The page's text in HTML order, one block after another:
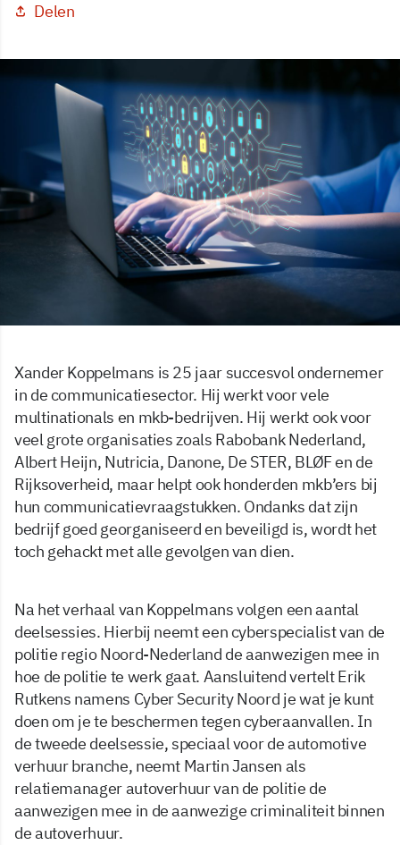
Delen
Xander Koppelmans is 25 jaar succesvol ondernemer
in de communicatiesector. Hij werkt voor vele
multinationals en mkb-bedrijven. Hij werkt ook voor
veel grote organisaties zoals Rabobank Nederland,
Albert Heijn, Nutricia, Danone, De STER, BLØF en de
Rijksoverheid, maar helpt ook honderden mkb’ers bij
hun communicatievraagstukken. Ondanks dat zijn
bedrijf goed georganiseerd en beveiligd is, wordt het
toch gehackt met alle gevolgen van dien.
Na het verhaal van Koppelmans volgen een aantal
deelsessies. Hierbij neemt een cyberspecialist van de
politie regio Noord-Nederland de aanwezigen mee in
hoe de politie te werk gaat. Aansluitend vertelt Erik
Rutkens namens Cyber Security Noord je wat je kunt
doen om je te beschermen tegen cyberaanvallen. In
de tweede deelsessie, speciaal voor de automotive
verhuur branche, neemt Martin Jansen als
relatiemanager autoverhuur van de politie de
aanwezigen mee in de aanwezige criminaliteit binnen
de autoverhuur.